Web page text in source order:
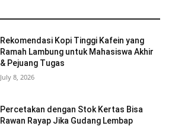
Rekomendasi Kopi Tinggi Kafein yang
Ramah Lambung untuk Mahasiswa Akhir
& Pejuang Tugas
July 8, 2026
Percetakan dengan Stok Kertas Bisa
Rawan Rayap Jika Gudang Lembap